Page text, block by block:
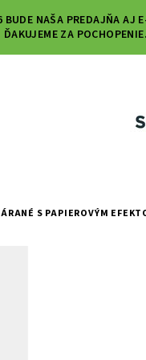
NAŠA PREDAJŇA AJ
ZA POCHOPENIE.
S PAPIEROVÝM